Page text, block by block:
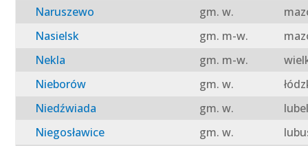
Naruszewo
gm. w.
Nasielsk
gm. m-w.
Nekla
gm. m-w.
Nieborów
gm. w.
Niedźwiada
gm. w.
Niegosławice
gm. w.